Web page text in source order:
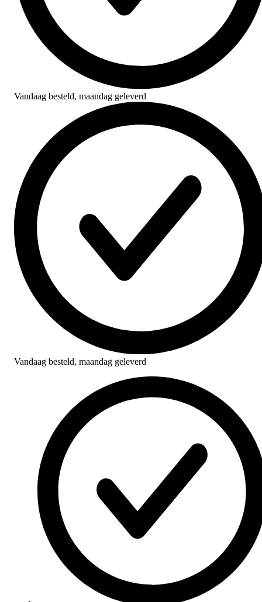
Vandaag besteld, maandag geleverd
Vandaag besteld, maandag geleverd